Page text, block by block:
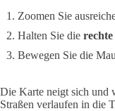
Zoomen Sie
Halten Sie die
Bewegen Sie die
Die Karte neigt sich und
Straßen verlaufen in die